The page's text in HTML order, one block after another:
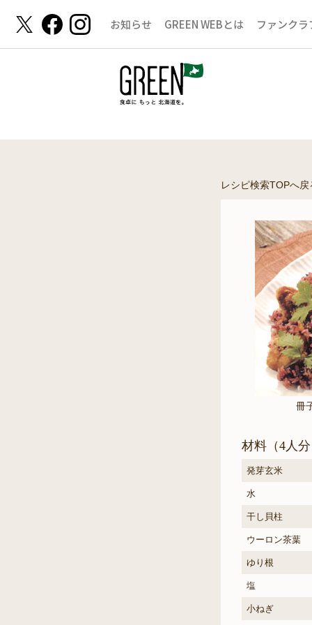
お知らせ GREEN WEBとは ファンク
レシピ検索TOPへ戻
冊
材料（4人
発芽玄米
水
干し貝柱
ウーロン茶葉
ゆり根
塩
小ねぎ